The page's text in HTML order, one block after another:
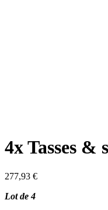
4x Tasses &
277,93 €
Lot de 4